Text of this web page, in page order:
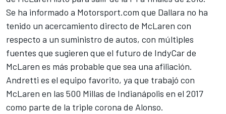
Se ha informado a Motorsport.com que Dallara no ha
tenido un acercamiento directo de McLaren con
respecto a un suministro de autos, con múltiples
fuentes que sugieren que el futuro de IndyCar de
McLaren es más probable que sea una afiliación.
Andretti es el equipo favorito, ya que trabajó con
McLaren en las 500 Millas de Indianápolis en el 2017
como parte de la triple corona de Alonso.